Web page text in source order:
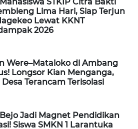
Lima Hari, Siap Terjun
Lewat KKNT
2026
Were–Mataloko di Ambang
Longsor Kian Menganga,
Desa Terancam Terisolasi
Jadi Magnet Pendidikan
Siswa SMKN 1 Larantuka